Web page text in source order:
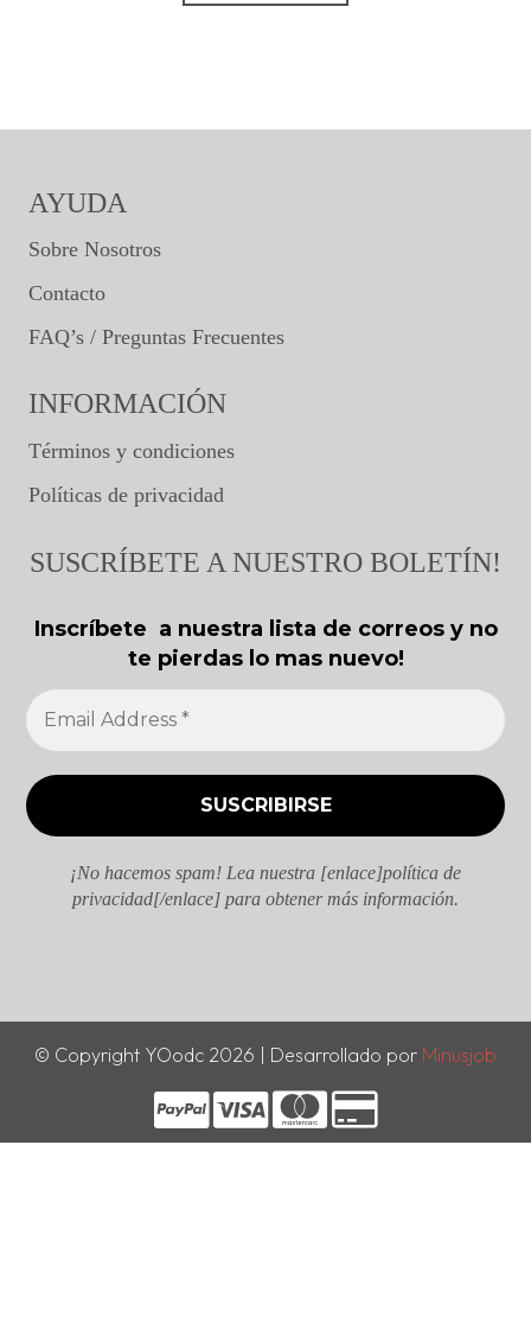
AYUDA
Sobre Nosotros
Contacto
FAQ’s / Preguntas Frecuentes
INFORMACIÓN
Términos y condiciones
Políticas de privacidad
SUSCRÍBETE A NUESTRO BOLETÍN!
Inscríbete a nuestra lista de correos y no
te pierdas lo mas nuevo!
¡No hacemos spam! Lea nuestra [enlace]política de
privacidad[/enlace] para obtener más información.
© Copyright YOodc 2026 | Desarrollado por Minusjob